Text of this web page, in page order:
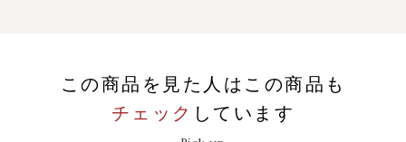
この商品を見た人はこの商品も
チェック しています